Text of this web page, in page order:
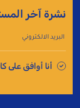
نشرة آخر
أنا أوافق على